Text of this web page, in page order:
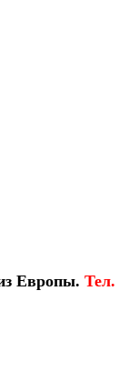
Европы. Тел.